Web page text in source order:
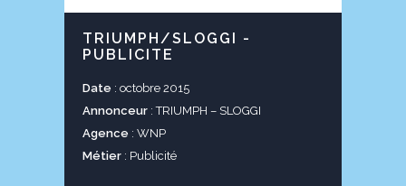
TRIUMPH/SLOGGI -
PUBLICITE
Date : octobre 2015
Annonceur : TRIUMPH – SLOGGI
Agence : WNP
Métier : Publicité